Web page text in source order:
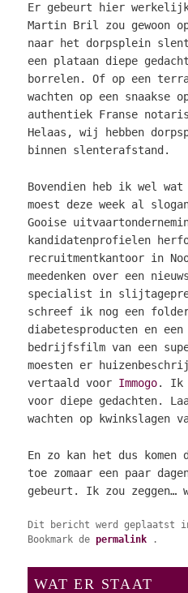
Er gebeurt hier
Martin Bril zou gewoon
naar het dorpsplein
een plataan diepe
borrelen. Of op een
wachten op een snaakse
authentiek Franse
Helaas, wij hebben
binnen slenterafstand.
Bovendien heb ik wel
moest deze week al
Gooise
kandidatenprofielen
recruitmentkantoor in
meedenken over een
specialist in
schreef ik nog een
diabetesproducten en
bedrijfsfilm van een
moesten er
vertaald voor Immogo. Ik
voor diepe gedachten.
wachten op kwinkslagen
En zo kan het dus
toe zomaar een paar
gebeurt. Ik zou zeggen…
Dit bericht werd geplaatst
Bookmark depermalink .
WAT ER STAAT